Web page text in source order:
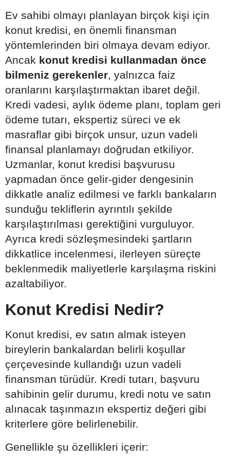
Ev sahibi olmayı planlayan birçok kişi için
konut kredisi, en önemli finansman
yöntemlerinden biri olmaya devam ediyor.
Ancak konut kredisi kullanmadan önce
bilmeniz gerekenler, yalnızca faiz
oranlarını karşılaştırmaktan ibaret değil.
Kredi vadesi, aylık ödeme planı, toplam geri
ödeme tutarı, ekspertiz süreci ve ek
masraflar gibi birçok unsur, uzun vadeli
finansal planlamayı doğrudan etkiliyor.
Uzmanlar, konut kredisi başvurusu
yapmadan önce gelir-gider dengesinin
dikkatle analiz edilmesi ve farklı bankaların
sunduğu tekliflerin ayrıntılı şekilde
karşılaştırılması gerektiğini vurguluyor.
Ayrıca kredi sözleşmesindeki şartların
dikkatlice incelenmesi, ilerleyen süreçte
beklenmedik maliyetlerle karşılaşma riskini
azaltabiliyor.
Konut Kredisi Nedir?
Konut kredisi, ev satın almak isteyen
bireylerin bankalardan belirli koşullar
çerçevesinde kullandığı uzun vadeli
finansman türüdür. Kredi tutarı, başvuru
sahibinin gelir durumu, kredi notu ve satın
alınacak taşınmazın ekspertiz değeri gibi
kriterlere göre belirlenebilir.
Genellikle şu özellikleri içerir: